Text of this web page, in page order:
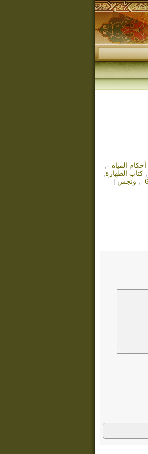
أحكام المياه -
كتاب الطهارة
ونجس |